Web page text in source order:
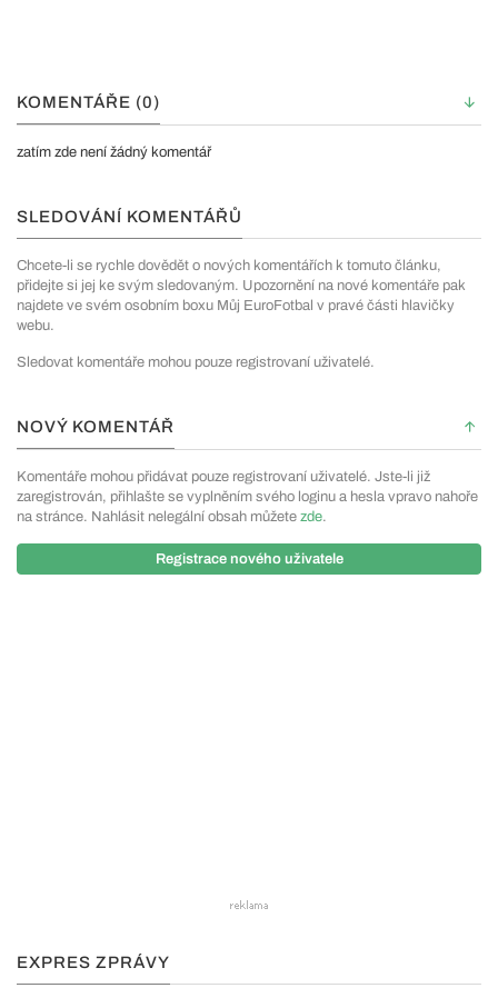
KOMENTÁŘE (0)
zatím zde není žádný komentář
SLEDOVÁNÍ KOMENTÁŘŮ
Chcete-li se rychle dovědět o nových komentářích k tomuto článku,
přidejte si jej ke svým sledovaným. Upozornění na nové komentáře pak
najdete ve svém osobním boxu Můj EuroFotbal v pravé části hlavičky
webu.
Sledovat komentáře mohou pouze registrovaní uživatelé.
NOVÝ KOMENTÁŘ
Komentáře mohou přidávat pouze registrovaní uživatelé. Jste-li již
zaregistrován, přihlašte se vyplněním svého loginu a hesla vpravo nahoře
na stránce. Nahlásit nelegální obsah můžete zde.
Registrace nového uživatele
EXPRES ZPRÁVY